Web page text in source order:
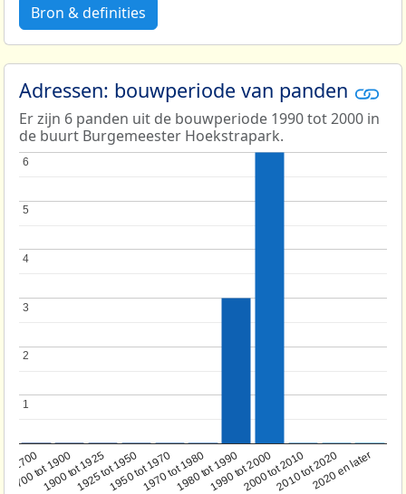
Bron & definities
Adressen: bouwperiode van panden
Er zijn 6 panden uit de bouwperiode 1990 tot 2000 in
de buurt Burgemeester Hoekstrapark.
1700
1700 tot 1900
1900 tot 19251925 tot 19501950 tot 19701970 tot 19801980 tot 19901990 tot 20002000 tot 20102010 tot 20202020 en later
11
2
2
3
3
4
4
5
5
6
6